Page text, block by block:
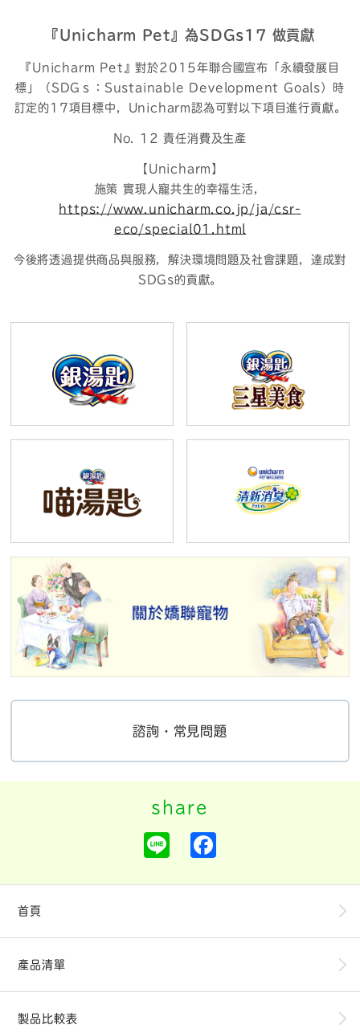
『Unicharm Pet』為SDGs17 做貢獻
『Unicharm Pet』對於2015年聯合國宣布「永續發展目
標」
（SDGｓ：Sustainable Development Goals）時
訂定的17項目標中，Unicharm認為可對以下項目進行貢獻。
No. 12 責任消費及生產
【Unicharm】
施策 實現人寵共生的幸福生活，
https://www.unicharm.co.jp/ja/csr-
eco/special01.html
今後將透過提供商品與服務，解決環境問題及社會課題，達成對
SDGs的貢獻。
諮詢・常見問題
F
首頁
產品清單
製品比較表